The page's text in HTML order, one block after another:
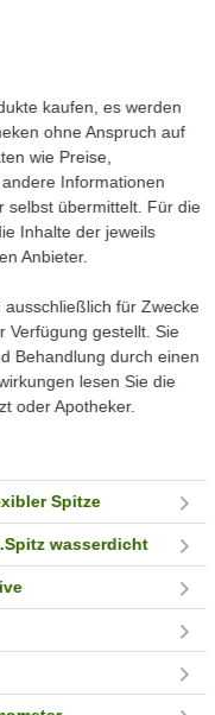
kaufen, es werden
ohne Anspruch auf
wie Preise,
Informationen
selbst übermittelt. Für die
Inhalte der jeweils
Anbieter.
für Zwecke
Verfügung gestellt. Sie
Behandlung durch einen
lesen Sie die
oder Apotheker.
Spitze
wasserdicht